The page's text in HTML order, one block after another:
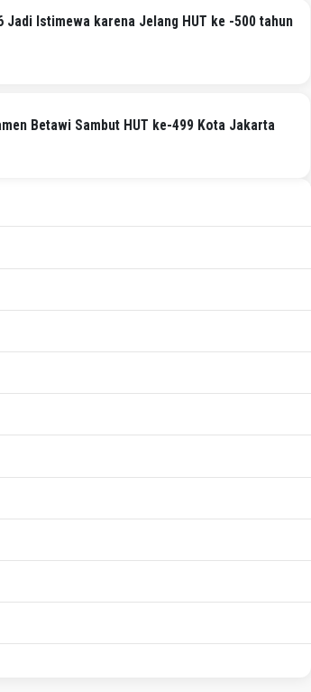
Jadi Istimewa karena Jelang HUT ke -500 tahun
Betawi Sambut HUT ke-499 Kota Jakarta